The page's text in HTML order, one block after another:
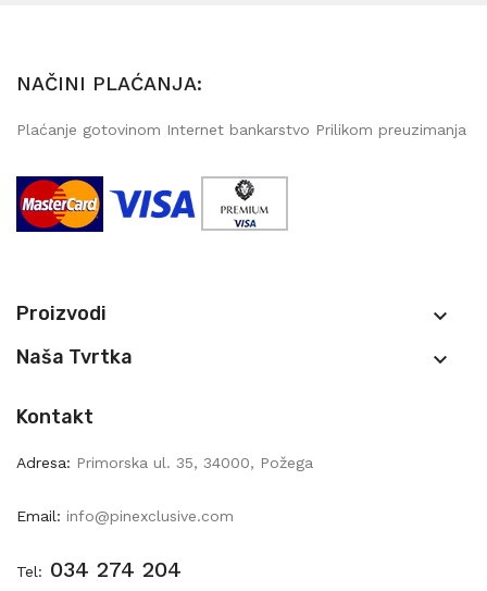
NAČINI PLAĆANJA:
Plaćanje gotovinom Internet bankarstvo Prilikom preuzimanja
Proizvodi 
Naša Tvrtka 
Kontakt
Adresa: Primorska ul. 35, 34000, Požega
Email: info@pinexclusive.com
Tel: 034 274 204